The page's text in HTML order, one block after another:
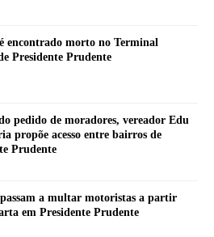
encontrado morto no Terminal
Presidente Prudente
pedido de moradores, vereador Edu
propõe acesso entre bairros de
Prudente
a multar motoristas a partir
em Presidente Prudente